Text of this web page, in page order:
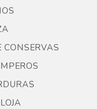
CONSERVAS